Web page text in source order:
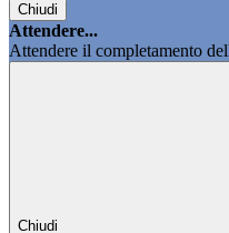
Chiudi
Attendere...
Attendere il completamento
Chiudi